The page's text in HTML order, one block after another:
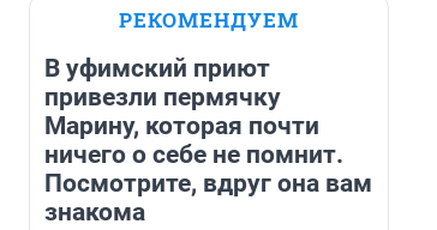
РЕКОМЕНДУЕМ
В уфимский приют
привезли пермячку
Марину, которая почти
ничего о себе не помнит.
Посмотрите, вдруг она вам
знакома